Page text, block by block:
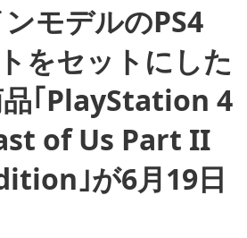
モデルのPS4
をセットにした
｢PlayStation 4
of Us Part II
｣が6月19日